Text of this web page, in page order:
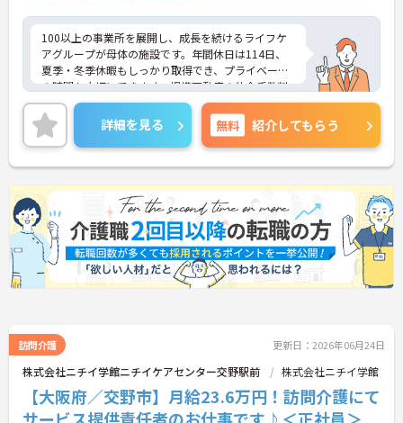
100以上の事業所を展開し、成長を続けるライフケ
アグループが母体の施設です。年間休日は114日、
夏季・冬季休暇もしっかり取得でき、プライベート
の時間も大切にできます。提携不動産の仲介手数料
無料や企業主導型保育園の社員割引、鍼灸整骨院の
無料診療など、同法人ならではのユニークな福利厚
生も魅力です。「仕事を楽しむ」をモットーに、ア
ットホームでゆったりとした雰囲気のなか、あなた
の意見やアイデアを活かせます。資格取得支援やキ
ャリアパス制度も整っており、チームワークを大切
にしながら安定した組織で長くキャリアを築きたい
方、向上心を持って積極的に業務に取り組める方か
らのご応募をお待ちしております。 ご興味のある方
は詳細等をお伝えしますので、お気軽にお問い合わ
せください。
詳細を見る 無料 紹介してもらう
訪問介護 更新日：2026年06月24日
株式会社ニチイ学館ニチイケアセンター交野駅前 株式会社ニチイ学館
【大阪府／交野市】月給23.6万円！訪問介護にて